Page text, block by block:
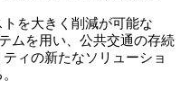
を大きく削減が可能な
ムを用い、公共交通の存続
ィの新たなソリューショ